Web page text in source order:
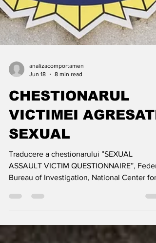
Jun 18
8 min read
CHESTIONARUL
VICTIMEI
SEXUAL
Traducere a chestionarului ”SEXUAL
ASSAULT VICTIM QUESTIONNAIRE”,
Bureau of Investigation, National Center for